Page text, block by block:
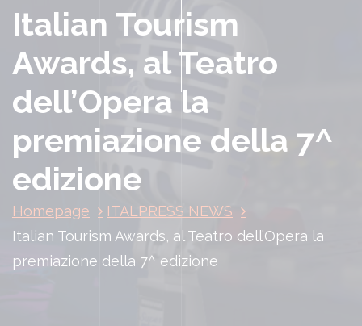
Italian Tourism
Awards, al Teatro
dell’Opera la
premiazione della 7^
edizione
Homepage
ITALPRESS NEWS
Italian Tourism Awards, al Teatro dell’Opera la
premiazione della 7^ edizione